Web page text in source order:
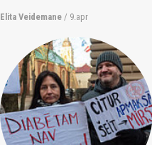
Elita Veidemane / 9.apr